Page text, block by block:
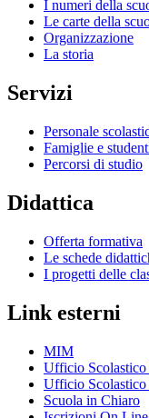
I numeri della
Le carte della
Organizzazione
La storia
Servizi
Personale
Famiglie e
Percorsi di studio
Didattica
Offerta formativa
Le schede
I progetti delle
Link esterni
MIM
Ufficio Scolastico
Ufficio
Scuola in Chiaro